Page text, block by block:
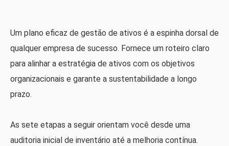
Um plano eficaz de gestão de ativos é a espinha dorsal de
qualquer empresa de sucesso. Fornece um roteiro claro
para alinhar a estratégia de ativos com os objetivos
organizacionais e garante a sustentabilidade a longo
prazo.
As sete etapas a seguir orientam você desde uma
auditoria inicial de inventário até a melhoria contínua.